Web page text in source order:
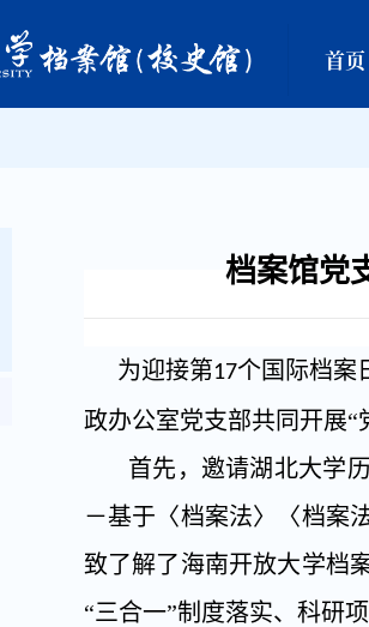
首页
档案馆党
为迎接第17个国际档案
政办公室党支部共同开展
首先，邀请湖北大学
－基于〈档案法〉〈档案
致了解了海南开放大学档
“三合一”制度落实、科研